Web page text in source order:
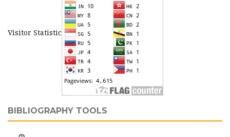
Visitor Statistic
BIBLIOGRAPHY TOOLS